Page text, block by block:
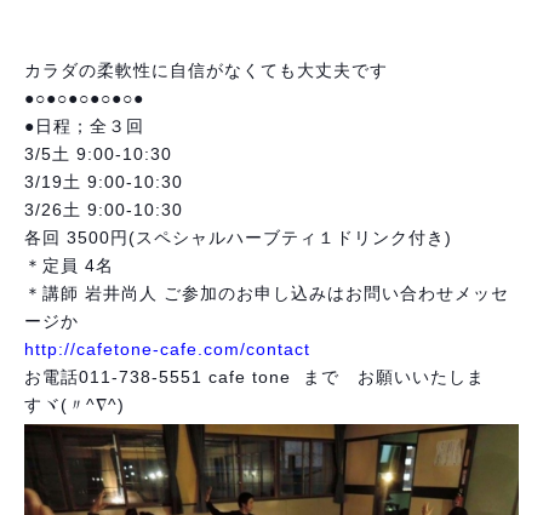
カラダの柔軟性に自信がなくても大丈夫です
●○●○●○●○●○●
●日程；全３回
3/5土 9:00-10:30
3/19土 9:00-10:30
3/26土 9:00-10:30
各回 3500円(スペシャルハーブティ１ドリンク付き)
＊定員 4名
＊講師 岩井尚人
ご参加のお申し込みはお問い合わせメッセ
ージか
http://cafetone-cafe.com/contact
お電話011-738-5551 cafe tone  まで　お願いいたしま
すヾ(〃^∇^)